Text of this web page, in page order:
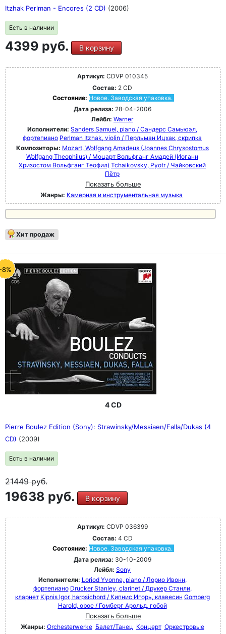
Itzhak Perlman - Encores (2 CD) (2006)
Есть в наличии
4399 руб. В корзину
Артикул: CDVP 010345
Состав: 2 CD
Состояние: Новое. Заводская упаковка.
Дата релиза: 28-04-2006
Лейбл: Warner
Исполнители: Sanders Samuel, piano / Сандерс Самьюэл,
фортепиано Perlman Itzhak, violin / Перльман Ицхак, скрипка
Композиторы: Mozart, Wolfgang Amadeus (Joannes Chrysostomus
Wolfgang Theophilus) / Моцарт Вольфганг Амадей (Иоганн
Хризостом Вольфганг Теофил) Tchaikovsky, Pyotr / Чайковский
Пётр
Показать больше
Жанры: Камерная и инструментальная музыка
Хит продаж
8%
4 CD
Pierre Boulez Edition (Sony): Strawinsky/Messiaen/Falla/Dukas (4
CD) (2009)
Есть в наличии
21449руб.
19638 руб. В корзину
Артикул: CDVP 036399
Состав: 4 CD
Состояние: Новое. Заводская упаковка.
Дата релиза: 30-10-2009
Лейбл: Sony
Исполнители: Loriod Yvonne, piano / Лорио Ивонн,
фортепиано Drucker Stanley, clarinet / Друкер Станли,
кларнет Kipnis Igor, harpsichord / Кипнис Игорь, клавесин Gomberg
Harold, oboe / Гомберг Арольд, гобой
Показать больше
Жанры: Orchesterwerke Балет/Танец Концерт Оркестровые